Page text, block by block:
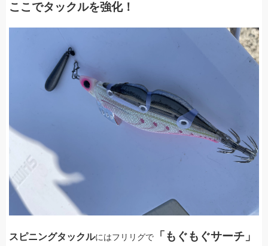
ここでタックルを強化！
スピニングタックルにはフリリグで 「もぐもぐサーチ」